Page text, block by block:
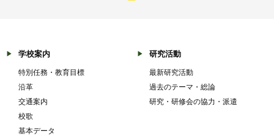
学校案内
特別任務・教育目標
沿革
交通案内
校歌
基本データ
研究活動
最新研究活動
過去のテーマ・総論
研究・研修会の協力・派遣